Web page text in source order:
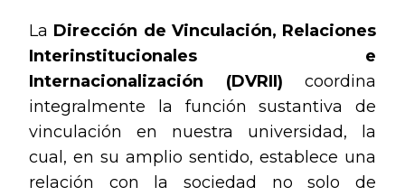
La Dirección de Vinculación, Relaciones
Interinstitucionales e
Internacionalización (DVRII) coordina
integralmente la función sustantiva de
vinculación en nuestra universidad, la
cual, en su amplio sentido, establece una
relación con la sociedad no solo de